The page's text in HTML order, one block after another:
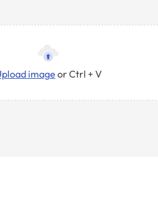
imageor Ctrl + V